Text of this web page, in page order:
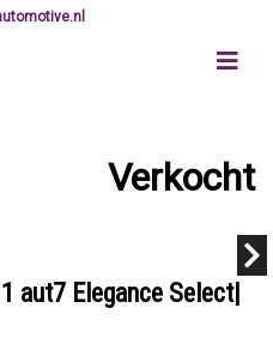
Verkocht
aut7 Elegance Select|